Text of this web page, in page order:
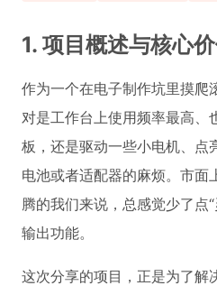
1. 项目概述与核心
作为一个在电子制作坑里摸爬
对是工作台上使用频率最高、
板，还是驱动一些小电机、点
电池或者适配器的麻烦。市面
腾的我们来说，总感觉少了
输出功能。
这次分享的项目，正是为了解